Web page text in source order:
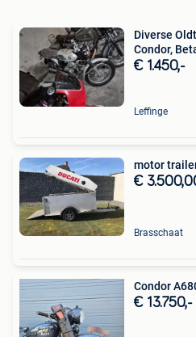
Diverse
Condor,
€ 1.450,-
Leffinge
motor
€
Brasschaat
Condor
€ 13.750,-